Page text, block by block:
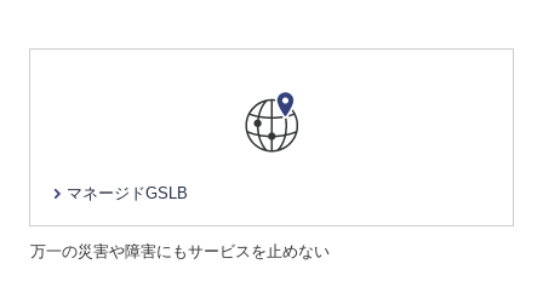
マネージドGSLB
万一の災害や障害にもサービスを止めない